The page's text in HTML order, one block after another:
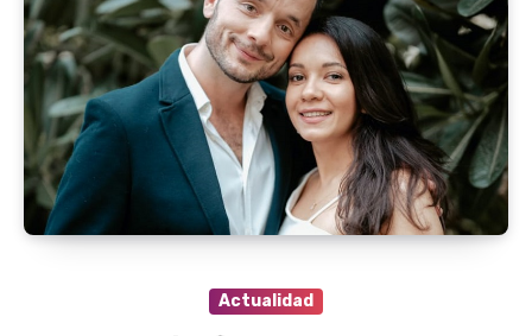
Actualidad